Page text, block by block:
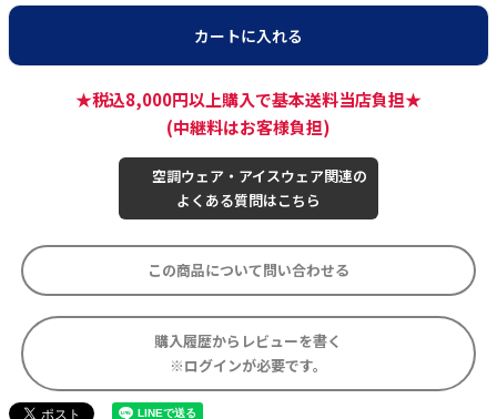
カートに入れる
★税込8,000円以上購入で基本送料当店負担★
(中継料はお客様負担)
空調ウェア・アイスウェア関連の
よくある質問はこちら
この商品について問い合わせる
購入履歴からレビューを書く
※ログインが必要です。